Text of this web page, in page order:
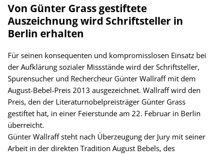
Von Günter Grass gestiftete
Auszeichnung wird Schriftsteller in
Berlin erhalten
Für seinen konsequenten und kompromisslosen Einsatz bei
der Aufklärung sozialer Missstände wird der Schriftsteller,
Spurensucher und Rechercheur Günter Wallraff mit dem
August-Bebel-Preis 2013 ausgezeichnet. Wallraff wird den
Preis, den der Literaturnobelpreisträger Günter Grass
gestiftet hat, in einer Feierstunde am 22. Februar in Berlin
überreicht.
Günter Wallraff steht nach Überzeugung der Jury mit seiner
Arbeit in der direkten Tradition August Bebels, des